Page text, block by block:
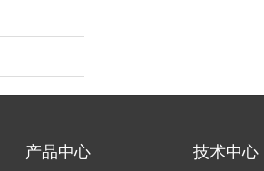
产品中心 技术中心